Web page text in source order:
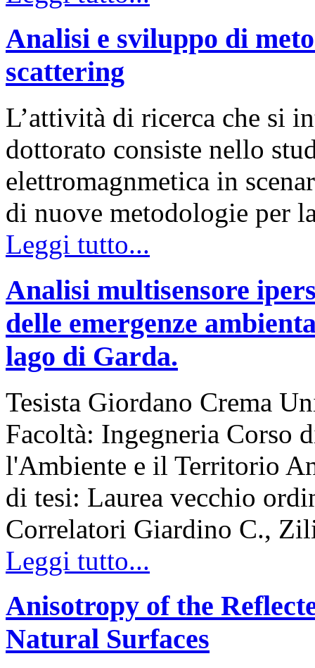
Analisi e sviluppo di
scattering
L’attività di ricerca che si
dottorato consiste nello
elettromagnmetica in
di nuove metodologie per
Leggi tutto...
Analisi multisensore
delle emergenze
lago di Garda.
Tesista Giordano Crema
Facoltà: Ingegneria Corso
l'Ambiente e il Territorio
di tesi: Laurea vecchio
Correlatori Giardino C.,
Leggi tutto...
Anisotropy of the
Natural Surfaces